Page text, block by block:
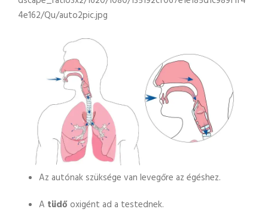
Az autónak szüksége van levegőre az égéshez.
A tüdő oxigént ad a testednek.